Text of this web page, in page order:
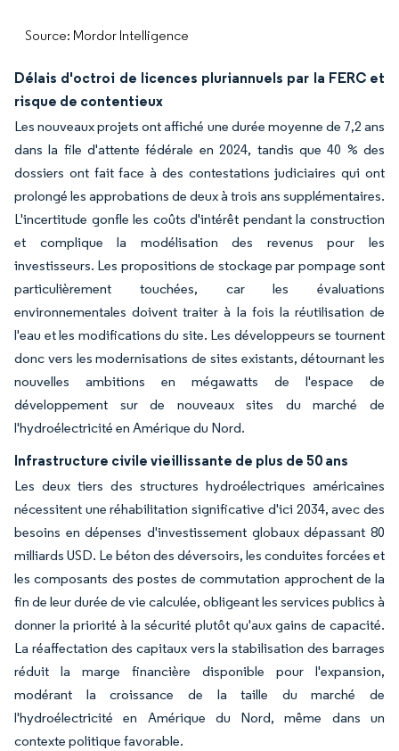
Source: Mordor Intelligence
Délais d'octroi de licences pluriannuels par la FERC et
risque de contentieux
Les nouveaux projets ont affiché une durée moyenne de 7,2 ans
dans la file d'attente fédérale en 2024, tandis que 40 % des
dossiers ont fait face à des contestations judiciaires qui ont
prolongé les approbations de deux à trois ans supplémentaires.
L'incertitude gonfle les coûts d'intérêt pendant la construction
et complique la modélisation des revenus pour les
investisseurs. Les propositions de stockage par pompage sont
particulièrement touchées, car les évaluations
environnementales doivent traiter à la fois la réutilisation de
l'eau et les modifications du site. Les développeurs se tournent
donc vers les modernisations de sites existants, détournant les
nouvelles ambitions en mégawatts de l'espace de
développement sur de nouveaux sites du marché de
l'hydroélectricité en Amérique du Nord.
Infrastructure civile vieillissante de plus de 50 ans
Les deux tiers des structures hydroélectriques américaines
nécessitent une réhabilitation significative d'ici 2034, avec des
besoins en dépenses d'investissement globaux dépassant 80
milliards USD. Le béton des déversoirs, les conduites forcées et
les composants des postes de commutation approchent de la
fin de leur durée de vie calculée, obligeant les services publics à
donner la priorité à la sécurité plutôt qu'aux gains de capacité.
La réaffectation des capitaux vers la stabilisation des barrages
réduit la marge financière disponible pour l'expansion,
modérant la croissance de la taille du marché de
l'hydroélectricité en Amérique du Nord, même dans un
contexte politique favorable.